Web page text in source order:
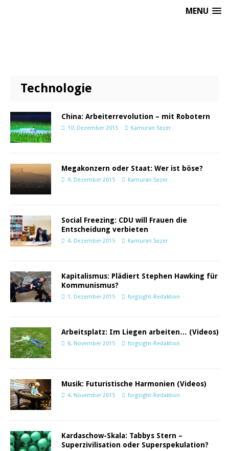
MENU
Technologie
China: Arbeiterrevolution – mit Robotern
10. Dezember 2015 Kamuran Sezer
Megakonzern oder Staat: Wer ist böse?
9. Dezember 2015 Kamuran Sezer
Social Freezing: CDU will Frauen die
Entscheidung verbieten
4. Dezember 2015 Kamuran Sezer
Kapitalismus: Plädiert Stephen Hawking für
Kommunismus?
1. Dezember 2015 forgsight-Redaktion
Arbeitsplatz: Im Liegen arbeiten… (Videos)
6. November 2015 forgsight-Redaktion
Musik: Futuristische Harmonien (Videos)
4. November 2015 forgsight-Redaktion
Kardaschow-Skala: Tabbys Stern –
Superzivilisation oder Superspekulation?